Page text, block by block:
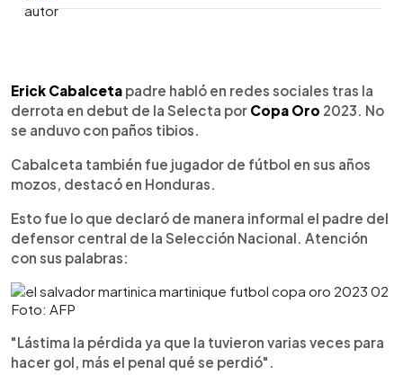
► Escuchar artículo
Erick Cabalceta padre habló en redes sociales tras la
derrota en debut de la Selecta por Copa Oro 2023. No
se anduvo con paños tibios.
Cabalceta también fue jugador de fútbol en sus años
mozos, destacó en Honduras.
Esto fue lo que declaró de manera informal el padre del
defensor central de la Selección Nacional. Atención
con sus palabras:
Foto: AFP
"Lástima la pérdida ya que la tuvieron varias veces para
hacer gol, más el penal qué se perdió".